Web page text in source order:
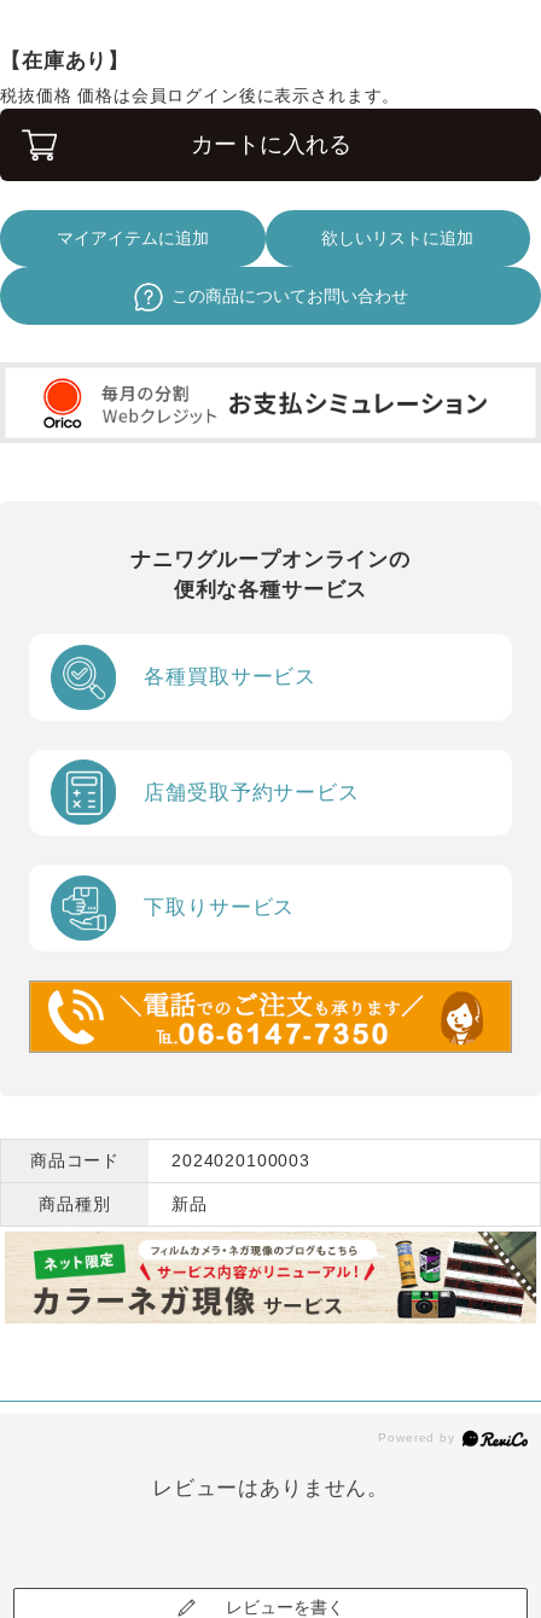
【在庫あり】
税抜価格 価格は会員ログイン後に表示されます。
カートに入れる
マイアイテムに追加 欲しいリストに追加
この商品についてお問い合わせ
ナニワグループオンラインの
便利な各種サービス
各種買取サービス
店舗受取予約サービス
下取りサービス
商品コード 2024020100003
商品種別 新品
レビューはありません。
レビューを書く